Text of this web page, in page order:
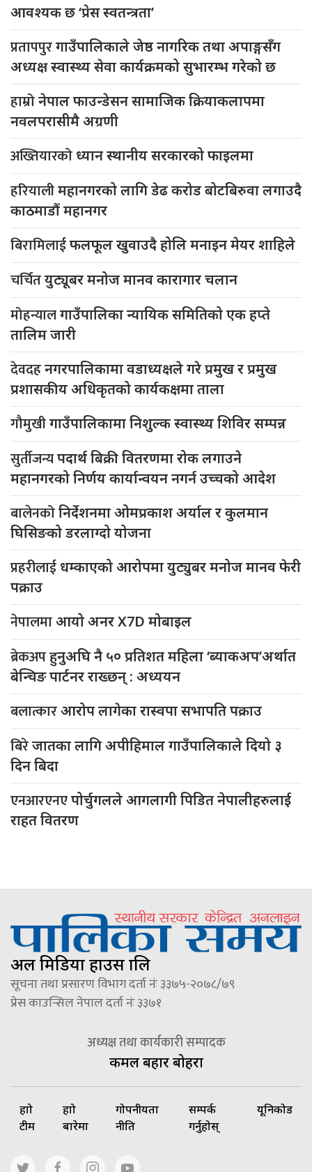
आवश्यक छ ‘प्रेस स्वतन्त्रता’
प्रतापपुरगाउँपालिकाले जेष्ठ नागरिक तथा अपाङ्गसँग
अध्यक्ष स्वास्थ्य सेवा कार्यक्रमको सुभारम्भ गरेको छ
हाम्रोनेपाल फाउन्डेसन सामाजिक क्रियाकलापमा
नवलपरासीमै अग्रणी
अख्तियारको ध्यान स्थानीय सरकारको फाइलमा
हरियालीमहानगरको लागि डेढ करोड बोटबिरुवा लगाउदै
काठमाडौं महानगर
बिरामिलाईफलफूल खुवाउदै होलि मनाइन मेयर शाहिले
चर्चितयुट्यूबर मनोज मानव कारागार चलान
मोहन्यालगाउँपालिका न्यायिक समितिको एक हप्ते
तालिम जारी
देवदहनगरपालिकामा वडाध्यक्षले गरे प्रमुख र प्रमुख
प्रशासकीय अधिकृतको कार्यकक्षमा ताला
गौमुखीगाउँपालिकामा निशुल्क स्वास्थ्य शिविर सम्पन्न
सुर्तीजन्यपदार्थ बिक्री वितरणमा रोक लगाउने
महानगरको निर्णय कार्यान्वयन नगर्न उच्चको आदेश
बालेनकोनिर्देशनमा ओमप्रकाश अर्याल र कुलमान
घिसिङको डरलाग्दो योजना
प्रहरीलाई धम्काएको आरोपमा युट्युबर मनोज मानव फेरी
पक्राउ
नेपालमाआयो अनर X7D मोबाइल
ब्रेकअपहुनुअघि नै ५० प्रतिशत महिला ‘ब्याकअप’अर्थात
बेन्चिङ पार्टनर राख्छन् : अध्ययन
बलात्कारआरोप लागेका रास्वपा सभापति पक्राउ
बिरेजातका लागि अपीहिमाल गाउँपालिकाले दियो ३
दिन बिदा
एनआरएनएपोर्चुगलले आगलागी पिडित नेपालीहरुलाई
राहत वितरण
अल मिडिया हाउस प्रालि
सूचना तथा प्रसारण विभाग दर्ता नंः ३३७५-२०७८/७९
प्रेस काउन्सिल नेपाल दर्ता नंः ३३७१
अध्यक्ष तथा कार्यकारी सम्पादक
कमल बहादुर बोहरा
हाम्रो
टीम
हाम्रो
बारेमा
गोपनीयता
नीति
सम्पर्क
गर्नुहोस्
यूनिकोड